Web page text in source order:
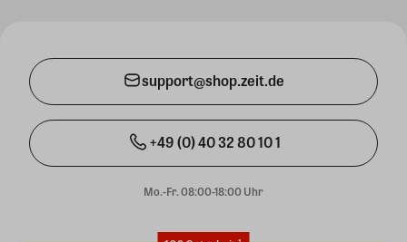
support@shop.zeit.de
+49 (0) 40 32 80 10 1
Mo.-Fr. 08:00-18:00 Uhr